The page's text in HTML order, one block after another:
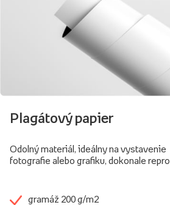
Plagátový papier
Odolný materiál, ideálny na vystavenie
fotografie alebo grafiku, dokonale
gramáž 200 g/m2